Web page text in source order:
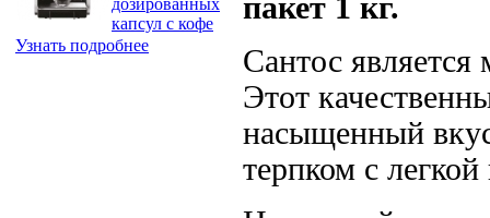
дозированных
капсул с кофе
Узнать подробнее
пакет 1 кг.
Сантос является
Этот
насыщенный
терпком с